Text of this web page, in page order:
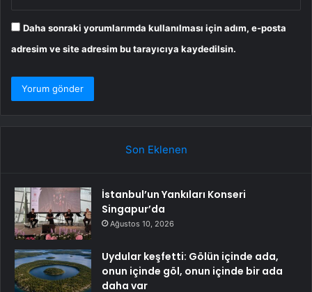
Daha sonraki yorumlarımda kullanılması için adım, e-posta
adresim ve site adresim bu tarayıcıya kaydedilsin.
Son Eklenen
İstanbul’un Yankıları Konseri
Singapur’da
Ağustos 10, 2026
Uydular keşfetti: Gölün içinde ada,
onun içinde göl, onun içinde bir ada
daha var